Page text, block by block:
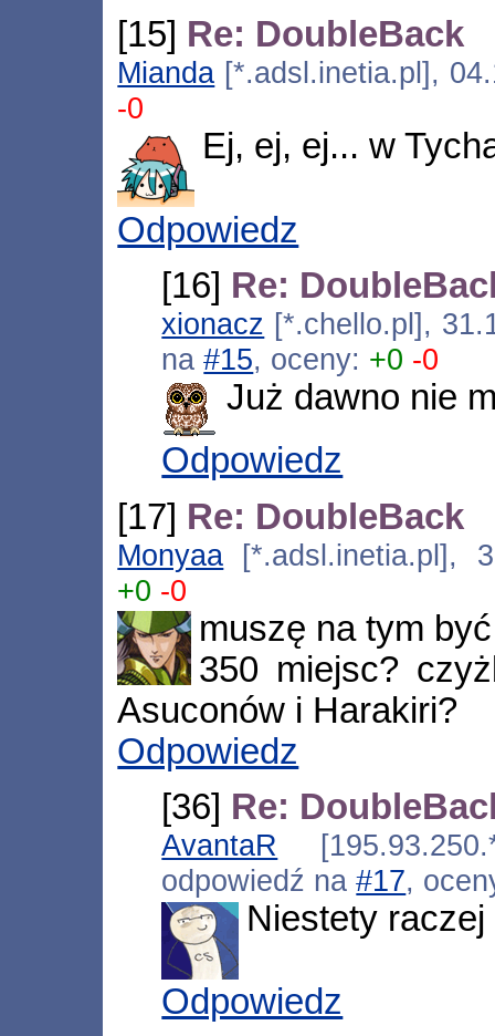
[15] Re: DoubleBack
Mianda [*.adsl.inetia.pl],
-0
Ej, ej, ej... w
Odpowiedz
[16] Re:
xionacz [*.chello.pl],
na#15, oceny: +0 -0
Już dawno nie
Odpowiedz
[17] Re: DoubleBack
Monyaa [*.adsl.inetia.pl],
+0 -0
muszę na tym
350 miejsc?
Asuconów i Harakiri?
Odpowiedz
[36] Re:
AvantaR
odpowiedź na#17,
Niestety raczej
Odpowiedz